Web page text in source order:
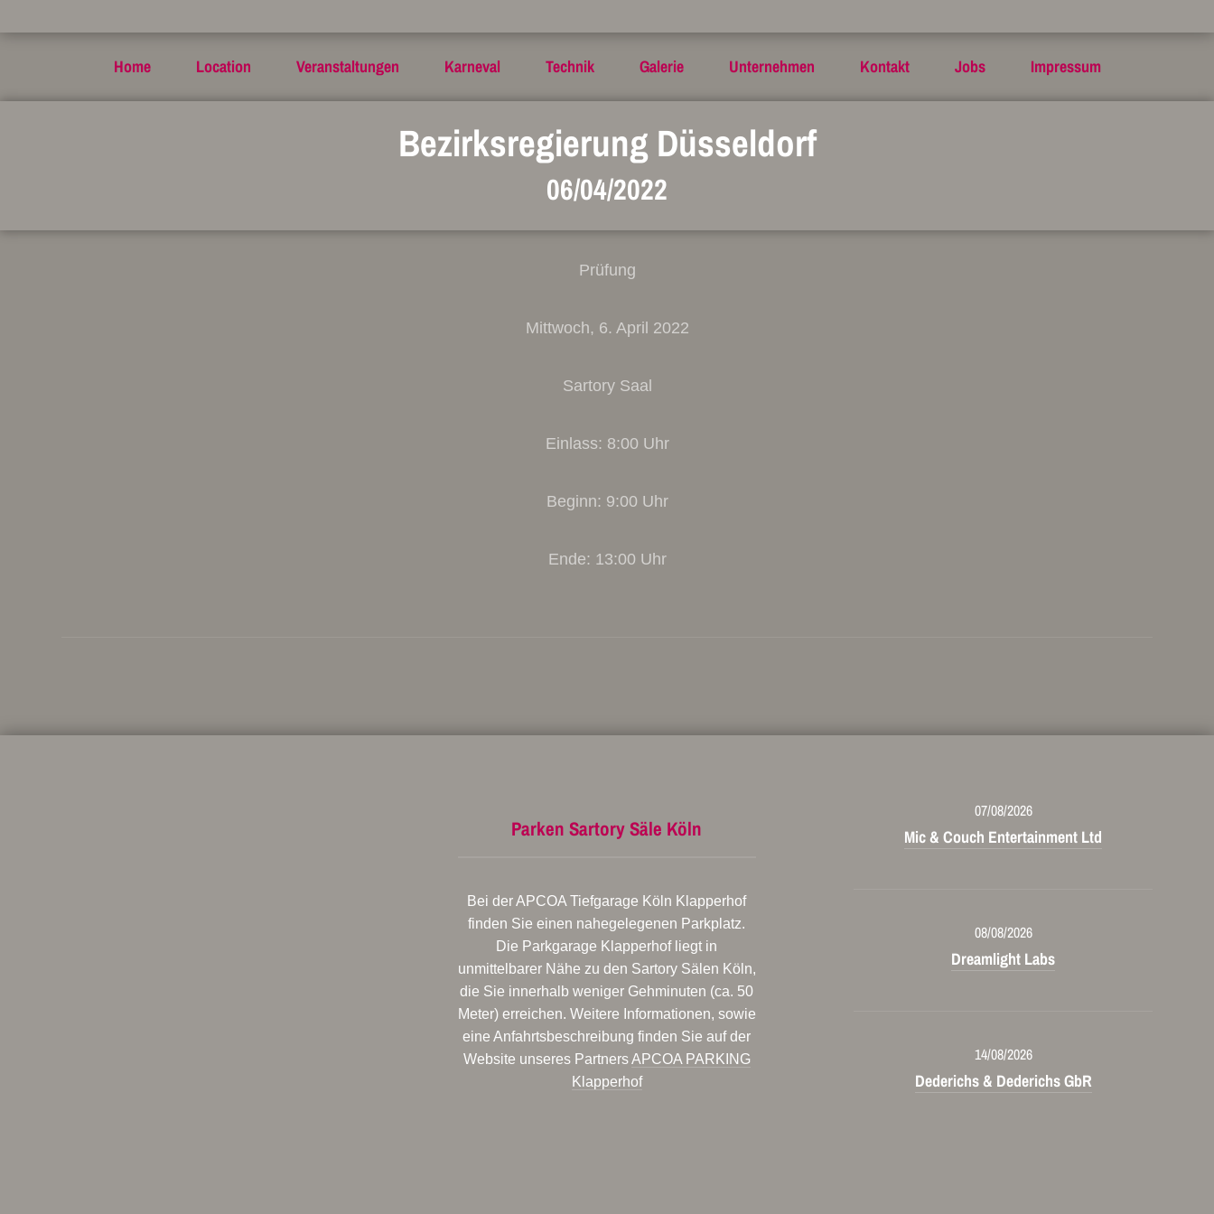
Home Location Veranstaltungen Karneval Technik Galerie Unternehmen Kontakt Jobs Impressum
Bezirksregierung Düsseldorf
06/04/2022
Prüfung
Mittwoch, 6. April 2022
Sartory Saal
Einlass: 8:00 Uhr
Beginn: 9:00 Uhr
Ende: 13:00 Uhr
Parken Sartory Säle Köln
Bei der APCOA Tiefgarage Köln Klapperhof
finden Sie einen nahegelegenen Parkplatz.
Die Parkgarage Klapperhof liegt in
unmittelbarer Nähe zu den Sartory Sälen Köln,
die Sie innerhalb weniger Gehminuten (ca. 50
Meter) erreichen. Weitere Informationen, sowie
eine Anfahrtsbeschreibung finden Sie auf der
Website unseres PartnersAPCOA PARKING
Klapperhof
07/08/2026
Mic & Couch Entertainment Ltd
08/08/2026
Dreamlight Labs
14/08/2026
Dederichs & Dederichs GbR